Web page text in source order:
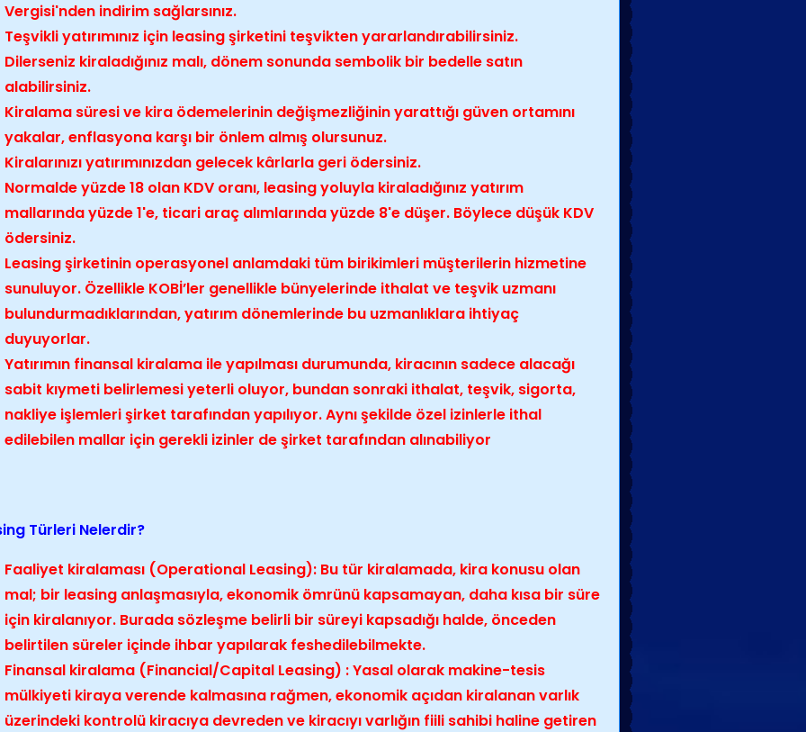
Vergisi'nden indirim sağlarsınız.
Teşvikli yatırımınız için leasing şirketini teşvikten yararlandırabilirsiniz.
Dilerseniz kiraladığınız malı, dönem sonunda sembolik bir bedelle satın
alabilirsiniz.
Kiralama süresi ve kira ödemelerinin değişmezliğinin yarattığı güven ortamını
yakalar, enflasyona karşı bir önlem almış olursunuz.
Kiralarınızı yatırımınızdan gelecek kârlarla geri ödersiniz.
Normalde yüzde 18 olan KDV oranı, leasing yoluyla kiraladığınız yatırım
mallarında yüzde 1'e, ticari araç alımlarında yüzde 8'e düşer. Böylece düşük KDV
ödersiniz.
Leasing şirketinin operasyonel anlamdaki tüm birikimleri müşterilerin hizmetine
sunuluyor. Özellikle KOBİ’ler genellikle bünyelerinde ithalat ve teşvik uzmanı
bulundurmadıklarından, yatırım dönemlerinde bu uzmanlıklara ihtiyaç
duyuyorlar.
Yatırımın finansal kiralama ile yapılması durumunda, kiracının sadece alacağı
sabit kıymeti belirlemesi yeterli oluyor, bundan sonraki ithalat, teşvik, sigorta,
nakliye işlemleri şirket tarafından yapılıyor. Aynı şekilde özel izinlerle ithal
edilebilen mallar için gerekli izinler de şirket tarafından alınabiliyor
Türleri Nelerdir?
Faaliyet kiralaması (Operational Leasing): Bu tür kiralamada, kira konusu olan
mal; bir leasing anlaşmasıyla, ekonomik ömrünü kapsamayan, daha kısa bir süre
için kiralanıyor. Burada sözleşme belirli bir süreyi kapsadığı halde, önceden
belirtilen süreler içinde ihbar yapılarak feshedilebilmekte.
Finansal kiralama (Financial/Capital Leasing) : Yasal olarak makine-tesis
mülkiyeti kiraya verende kalmasına rağmen, ekonomik açıdan kiralanan varlık
üzerindeki kontrolü kiracıya devreden ve kiracıyı varlığın fiili sahibi haline getiren